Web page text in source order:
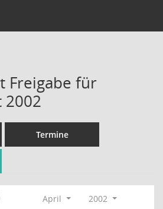
Freigabe für
Termine
April
2002